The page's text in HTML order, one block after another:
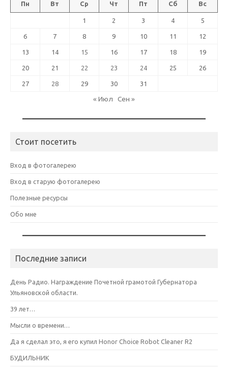
Пн Вт Ср Чт Пт Сб Вс
1 2 3 4 5
6 7 8 9 10 11 12
13 14 15 16 17 18 19
20 21 22 23 24 25 26
27 28 29 30 31
« Июл Сен »
Стоит посетить
Вход в фотогалерею
Вход в старую фотогалерею
Полезные ресурсы
Обо мне
Последние записи
День Радио. Награждение Почетной грамотой Губернатора
Ульяновской области.
39 лет…
Мысли о времени…
Да я сделал это, я его купил Honor Choice Robot Cleaner R2
БУДИЛЬНИК